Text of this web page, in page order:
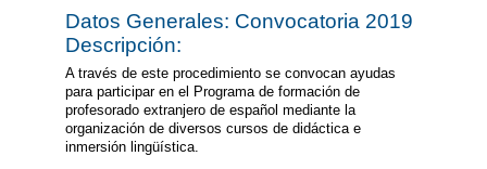
Datos Generales: Convocatoria 2019
Descripción:
A través de este procedimiento se convocan ayudas
para participar en el Programa de formación de
profesorado extranjero de español mediante la
organización de diversos cursos de didáctica e
inmersión lingüística.